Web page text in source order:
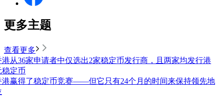
更多主题
查看更多
港从36家申请者中仅选出2家稳定币发行商，且两家均发行港
稳定币
港赢得了稳定币竞赛——但它只有24个月的时间来保持领先地